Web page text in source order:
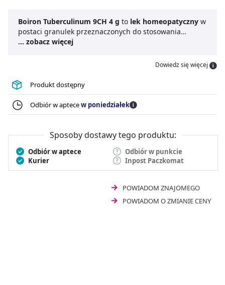
Boiron Tuberculinum 9CH 4 g to lek homeopatyczny w
postaci granulek przeznaczonych do stosowania
doustnego. Granulki umieszczone są w wygodnej
dostępne są bez recepty,
jednak o sposobie dawkowania leku decyduje lekarz.
Homeopatyczny produkt leczniczy
9CH 4 g
posiada szerokie zastosowanie. Szczegółowe
informacje dotyczące wskazań należy uzyskać od
lekarza lub farmaceuty.
... zobacz więcej
Dowiedz się więcej
Produkt dostępny
Odbiór w aptecew poniedziałek
Sposoby dostawy tego produktu:
Odbiór w aptece
Odbiór w punkcie
Kurier
Inpost Paczkomat
POWIADOM ZNAJOMEGO
POWIADOM O ZMIANIE CENY